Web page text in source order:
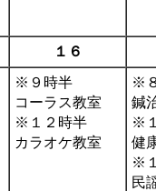
１６
※９時半
コーラス教室
※１２時半
カラオケ教室
※
鍼
※
健
※
民